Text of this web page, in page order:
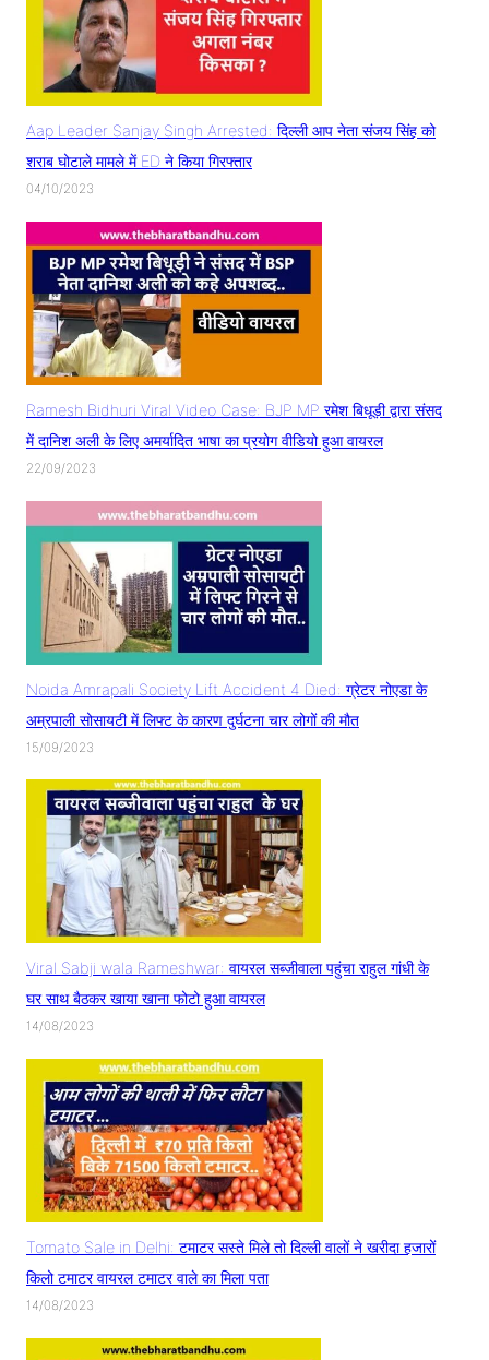
Aap Leader Sanjay Singh Arrested: दिल्ली आप नेता संजय सिंह को
शराब घोटाले मामले में ED ने किया गिरफ्तार
04/10/2023
Ramesh Bidhuri Viral Video Case: BJP MP रमेश बिधूड़ी द्वारा संसद
में दानिश अली के लिए अमर्यादित भाषा का प्रयोग वीडियो हुआ वायरल
22/09/2023
Noida Amrapali Society Lift Accident 4 Died: ग्रेटर नोएडा के
अम्रपाली सोसायटी में लिफ्ट के कारण दुर्घटना चार लोगों की मौत
15/09/2023
Viral Sabji wala Rameshwar: वायरल सब्जीवाला पहुंचा राहुल गांधी के
घर साथ बैठकर खाया खाना फोटो हुआ वायरल
14/08/2023
Tomato Sale in Delhi: टमाटर सस्ते मिले तो दिल्ली वालों ने खरीदा हजारों
किलो टमाटर वायरल टमाटर वाले का मिला पता
14/08/2023